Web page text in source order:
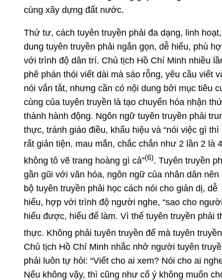
cùng xây dựng đất nước.
Thứ tư, cách tuyên truyền phải đa dạng, linh
dung tuyên truyền phải ngắn gọn, dễ hiểu, phù
với trình độ dân trí. Chủ tịch Hồ Chí Minh nhiều
phê phán thói viết dài mà sáo rỗng, yêu cầu viết
nói vắn tắt, nhưng cần có nội dung bởi mục tiêu
cùng của tuyên truyền là tạo chuyển hóa nhận
thành hành động. Ngôn ngữ tuyên truyền phải
thực, tránh giáo điều, khẩu hiệu và “nói việc gì thì
rất giản tiện, mau mắn, chắc chắn như 2 lần 2 là
không tô vẽ trang hoàng gì cả”(6). Tuyên truyền
gần gũi với văn hóa, ngôn ngữ của nhân dân nên
bộ tuyên truyền phải học cách nói cho giản dị, dễ
hiểu, hợp với trình độ người nghe, “sao cho
hiểu được, hiểu để làm. Vì thế tuyên truyền phải
thực. Không phải tuyên truyền để mà tuyên
Chủ tịch Hồ Chí Minh nhắc nhở người tuyên
phải luôn tự hỏi: “Viết cho ai xem? Nói cho ai
Nếu không vậy, thì cũng như cố ý không muốn